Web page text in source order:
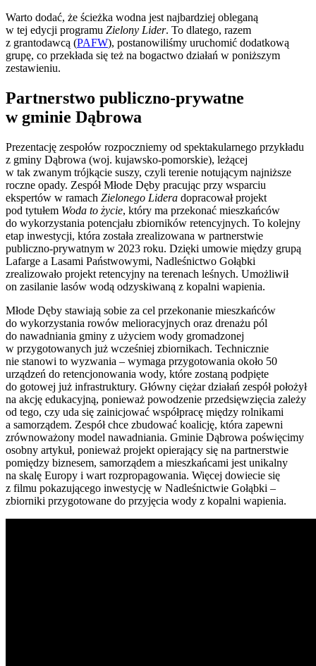
Warto dodać, że ścieżka wodna jest najbardziej obleganą
w tej edycji programu Zielony Lider. To dlatego, razem
z grantodawcą (PAFW), postanowiliśmy uruchomić dodatkową
grupę, co przekłada się też na bogactwo działań w poniższym
zestawieniu.
Partnerstwo publiczno-prywatne
w gminie Dąbrowa
Prezentację zespołów rozpoczniemy od spektakularnego przykładu
z gminy Dąbrowa (woj. kujawsko-pomorskie), leżącej
w tak zwanym trójkącie suszy, czyli terenie notującym najniższe
roczne opady. Zespół Młode Dęby pracując przy wsparciu
ekspertów w ramach Zielonego Lidera dopracował projekt
pod tytułem Woda to życie, który ma przekonać mieszkańców
do wykorzystania potencjału zbiorników retencyjnych. To kolejny
etap inwestycji, która została zrealizowana w partnerstwie
publiczno-prywatnym w 2023 roku. Dzięki umowie między grupą
Lafarge a Lasami Państwowymi, Nadleśnictwo Gołąbki
zrealizowało projekt retencyjny na terenach leśnych. Umożliwił
on zasilanie lasów wodą odzyskiwaną z kopalni wapienia.
Młode Dęby stawiają sobie za cel przekonanie mieszkańców
do wykorzystania rowów melioracyjnych oraz drenażu pól
do nawadniania gminy z użyciem wody gromadzonej
w przygotowanych już wcześniej zbiornikach. Technicznie
nie stanowi to wyzwania – wymaga przygotowania około 50
urządzeń do retencjonowania wody, które zostaną podpięte
do gotowej już infrastruktury. Główny ciężar działań zespół położył
na akcję edukacyjną, ponieważ powodzenie przedsięwzięcia zależy
od tego, czy uda się zainicjować współpracę między rolnikami
a samorządem. Zespół chce zbudować koalicję, która zapewni
zrównoważony model nawadniania. Gminie Dąbrowa poświęcimy
osobny artykuł, ponieważ projekt opierający się na partnerstwie
pomiędzy biznesem, samorządem a mieszkańcami jest unikalny
na skalę Europy i wart rozpropagowania. Więcej dowiecie się
z filmu pokazującego inwestycję w Nadleśnictwie Gołąbki –
zbiorniki przygotowane do przyjęcia wody z kopalni wapienia.